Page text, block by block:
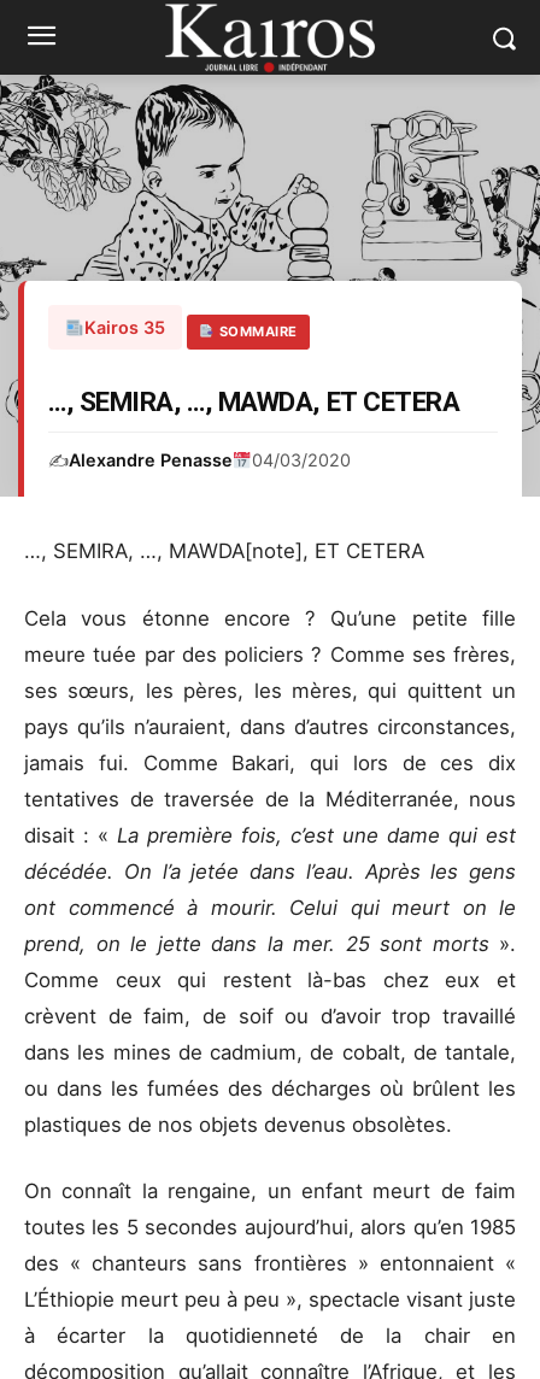
Kairos 35 SOMMAIRE
…, SEMIRA, …, MAWDA, ET CETERA
✍️Alexandre Penasse 04/03/2020
…, SEMIRA, …, MAWDA[note], ET CETERA
Cela vous étonne encore ? Qu’une petite fille
meure tuée par des policiers ? Comme ses frères,
ses sœurs, les pères, les mères, qui quittent un
pays qu’ils n’auraient, dans d’autres circonstances,
jamais fui. Comme Bakari, qui lors de ces dix
tentatives de traversée de la Méditerranée, nous
disait : « La première fois, c’est une dame qui est
décédée. On l’a jetée dans l’eau. Après les gens
ont commencé à mourir. Celui qui meurt on le
prend, on le jette dans la mer. 25 sont morts ».
Comme ceux qui restent là-bas chez eux et
crèvent de faim, de soif ou d’avoir trop travaillé
dans les mines de cadmium, de cobalt, de tantale,
ou dans les fumées des décharges où brûlent les
plastiques de nos objets devenus obsolètes.
On connaît la rengaine, un enfant meurt de faim
toutes les 5 secondes aujourd’hui, alors qu’en 1985
des « chanteurs sans frontières » entonnaient «
L’Éthiopie meurt peu à peu », spectacle visant juste
à écarter la quotidienneté de la chair en
décomposition qu’allait connaître l’Afrique, et les